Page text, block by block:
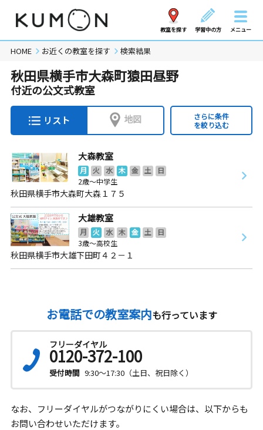
教室を探す 学習中の方 メニュー
HOME お近くの教室を探す 検索結果
秋田県横手市大森町猿田昼野
付近の公文式教室
リスト 地図
さらに条件
を絞り込む
大森教室
月 火 水 木 金 土
日
2歳～中学生
秋田県横手市大森町大森１７５
大雄教室
月 火 水 木 金 土
日
3歳～高校生
秋田県横手市大雄下田町４２－１
お電話での教室案内も行っています
フリーダイヤル
0120-372-100
受付時間 9:30～17:30（土日、祝日除く）
なお、フリーダイヤルがつながりにくい場合は、以下からも
お問い合わせいただけます。